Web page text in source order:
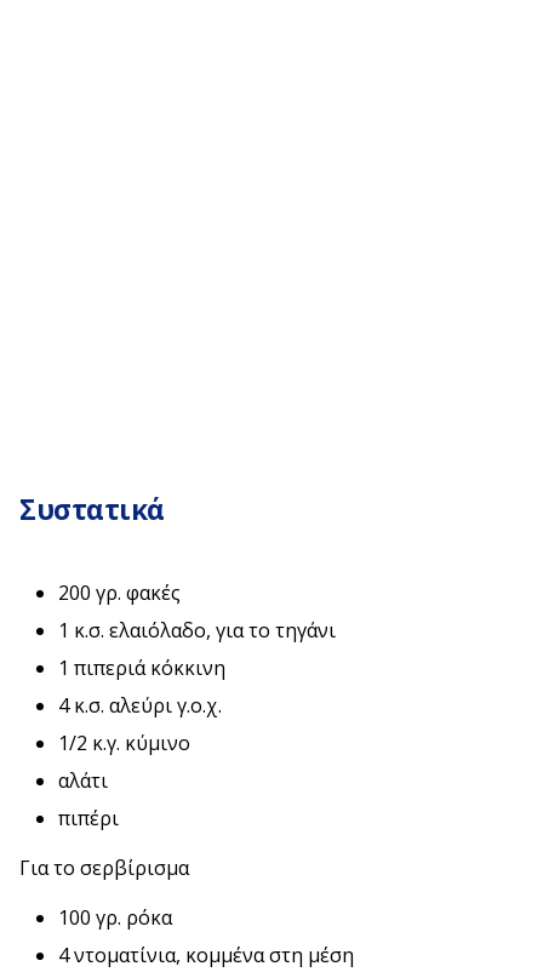
Συστατικά
200 γρ. φακές
1 κ.σ. ελαιόλαδο, για το τηγάνι
1 πιπεριά κόκκινη
4 κ.σ. αλεύρι γ.ο.χ.
1/2 κ.γ. κύμινο
αλάτι
πιπέρι
Για το σερβίρισμα
100 γρ. ρόκα
4 ντοματίνια, κομμένα στη μέση